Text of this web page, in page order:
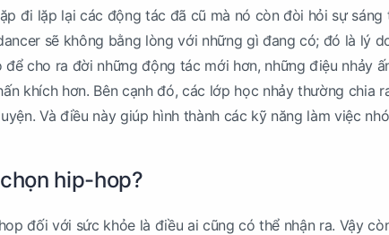
đi lặp lại các động tác đã cũ mà nó còn đòi hỏi sự sáng
sẽ không bằng lòng với những gì đang có; đó là lý
cho ra đời những động tác mới hơn, những điệu nhảy
khích hơn. Bên cạnh đó, các lớp học nhảy thường chia
Và điều này giúp hình thành các kỹ năng làm việc
hip-hop?
đối với sức khỏe là điều ai cũng có thể nhận ra. Vậy